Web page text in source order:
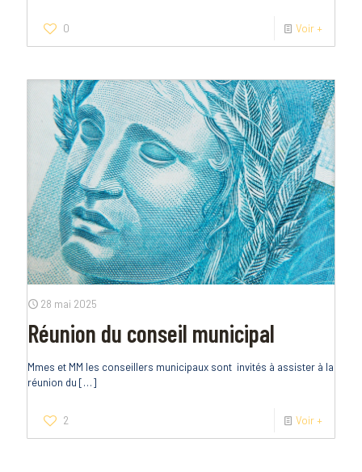
0 Voir +
28 mai 2025
Réunion du conseil municipal
Mmes et MM les conseillers municipaux sont invités à assister à la
réunion du […]
2 Voir +